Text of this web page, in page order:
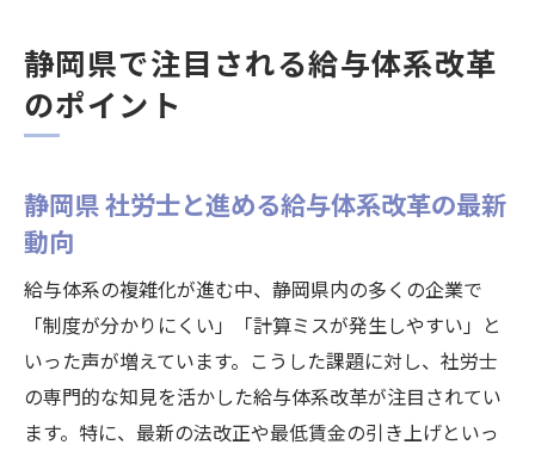
静岡県で注目される給与体系改革
のポイント
静岡県 社労士と進める給与体系改革の最新
動向
給与体系の複雑化が進む中、静岡県内の多くの企業で
「制度が分かりにくい」「計算ミスが発生しやすい」と
いった声が増えています。こうした課題に対し、社労士
の専門的な知見を活かした給与体系改革が注目されてい
ます。特に、最新の法改正や最低賃金の引き上げといっ